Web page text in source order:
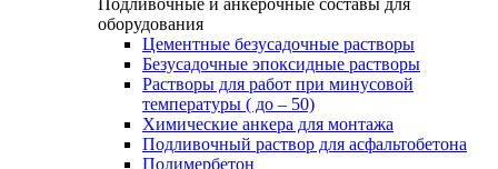
оборудования
Цементные безусадочные растворы
Безусадочные эпоксидные растворы
Растворы для работ при минусовой
температуры ( до – 50)
Химические анкера для монтажа
Подливочный раствор для асфальтобетона
Полимербетон